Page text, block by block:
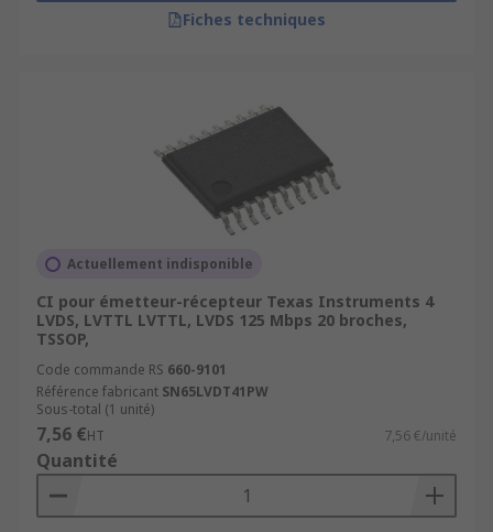
Fiches techniques
Actuellement indisponible
CI pour émetteur-récepteur Texas Instruments 4
LVDS, LVTTL LVTTL, LVDS 125 Mbps 20 broches,
TSSOP,
Code commande RS 660-9101
Référence fabricant SN65LVDT41PW
Sous-total (1 unité)
7,56 €HT 7,56 €/unité
Quantité